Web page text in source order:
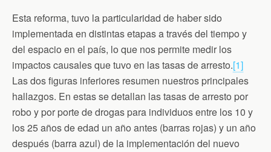
Esta reforma, tuvo la particularidad de haber sido
implementada en distintas etapas a través del tiempo y
del espacio en el país, lo que nos permite medir los
impactos causales que tuvo en las tasas de arresto.[1]
Las dos figuras inferiores resumen nuestros principales
hallazgos. En estas se detallan las tasas de arresto por
robo y por porte de drogas para individuos entre los 10 y
los 25 años de edad un año antes (barras rojas) y un año
después (barra azul) de la implementación del nuevo